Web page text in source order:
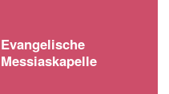
Evangelische
Messiaskapelle